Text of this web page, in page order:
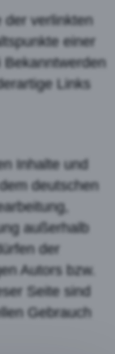
der verlinkten
einer
Bekanntwerden
Links
Inhalte und
deutschen
außerhalb
der
Autors bzw.
Seite sind
Gebrauch